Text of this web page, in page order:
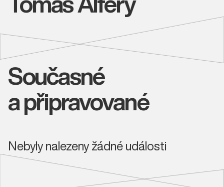
Současné
a připravované
Nebyly nalezeny žádné události